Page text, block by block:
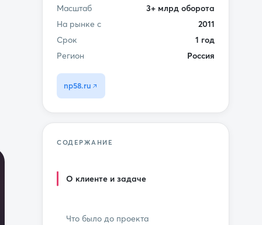
Масштаб
3+ млрд оборота
На рынке с
2011
Срок
1 год
Регион
Россия
np58.ru
СОДЕРЖАНИЕ
О клиенте и задаче
Что было до проекта